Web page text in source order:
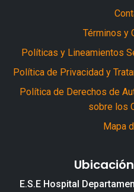
Términos y
Políticas y Lineamientos
Política de Privacidad y
Política de Derechos de
sobre los
Mapa
E.S.E Hospital